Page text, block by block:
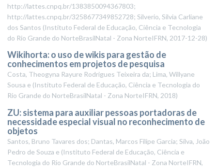
http://lattes.cnpq.br/1383850094367803;
http://lattes.cnpq.br/3258677349852728; Silverio, Silvia Carliane
dos Santos (Instituto Federal de Educação, Ciência e Tecnologia
do Rio Grande do NorteBrasilNatal - Zona NorteIFRN, 2017-12-28)
Wikihorta: o uso de wikis para gestão de
conhecimentos em projetos de pesquisa
Costa, Theogyna Rayure Rodrigues Teixeira da; Lima, Willyane
Sousa e (Instituto Federal de Educação, Ciência e Tecnologia do
Rio Grande do NorteBrasilNatal - Zona NorteIFRN, 2018)
ZU: sistema para auxiliar pessoas portadoras de
necessidade especial visual no reconhecimento de
objetos
Santos, Bruno Tavares dos; Dantas, Marcos Filipe Garcia; Silva, João
Pedro de Souza e (Instituto Federal de Educação, Ciência e
Tecnologia do Rio Grande do NorteBrasilNatal - Zona NorteIFRN,